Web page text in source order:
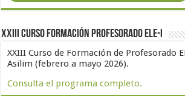
XXIII Curso formación profesorado ELE-I
XXIII Curso de Formación de Profesorado
Asilim (febrero a mayo 2026).
Consulta el programa completo.